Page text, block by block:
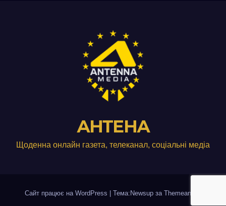
АНТЕНА
Щоденна онлайн газета, телеканал, соціальні медіа
Сайт працює на WordPress Тема:Newsup за Themeansar